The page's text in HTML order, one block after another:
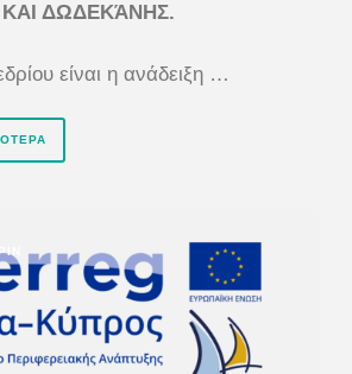
ΔΩΔΕΚΆΝΗΣ.
είναι η ανάδειξη …